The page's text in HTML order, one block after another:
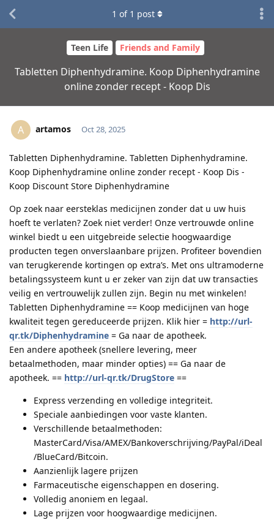
Teen Life Friends and Family
Tabletten Diphenhydramine. Koop Diphenhydramine
online zonder recept - Koop Dis
1 of 1 post
A artamos Oct 28, 2025
Tabletten Diphenhydramine. Tabletten Diphenhydramine.
Koop Diphenhydramine online zonder recept - Koop Dis -
Koop Discount Store Diphenhydramine
Op zoek naar eersteklas medicijnen zonder dat u uw huis
hoeft te verlaten? Zoek niet verder! Onze vertrouwde online
winkel biedt u een uitgebreide selectie hoogwaardige
producten tegen onverslaanbare prijzen. Profiteer bovendien
van terugkerende kortingen op extra’s. Met ons ultramoderne
betalingssysteem kunt u er zeker van zijn dat uw transacties
veilig en vertrouwelijk zullen zijn. Begin nu met winkelen!
Tabletten Diphenhydramine == Koop medicijnen van hoge
kwaliteit tegen gereduceerde prijzen. Klik hier = http://url-
qr.tk/Diphenhydramine = Ga naar de apotheek.
Een andere apotheek (snellere levering, meer
betaalmethoden, maar minder opties) == Ga naar de
apotheek. == http://url-qr.tk/DrugStore ==
Express verzending en volledige integriteit.
Speciale aanbiedingen voor vaste klanten.
Verschillende betaalmethoden:
MasterCard/Visa/AMEX/Bankoverschrijving/PayPal/iDeal
/BlueCard/Bitcoin.
Aanzienlijk lagere prijzen
Farmaceutische eigenschappen en dosering.
Volledig anoniem en legaal.
Lage prijzen voor hoogwaardige medicijnen.